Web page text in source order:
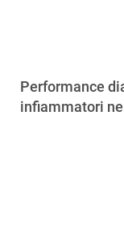
Performance
infiammatori